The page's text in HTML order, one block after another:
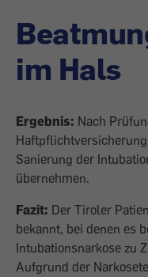
im Hals
Ergebnis: Nach
Sanierung der
übernehmen.
Fazit: Der Tiroler
bekannt, bei denen es
Intubationsnarkose zu
Aufgrund der